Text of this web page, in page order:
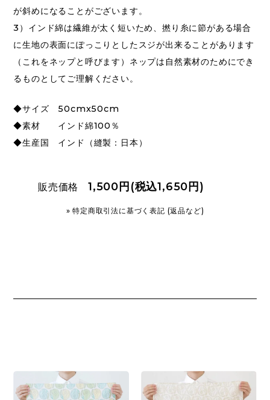
が斜めになることがございます。
3）インド綿は繊維が太く短いため、撚り糸に節がある場合
に生地の表面にぽっこりとしたスジが出来ることがあります
（これをネップと呼びます）ネップは自然素材のためにでき
るものとしてご理解ください。
◆サイズ 50cmx50cm
◆素材 インド綿100％
◆生産国 インド（縫製：日本）
販売価格 1,500円(税込1,650円)
» 特定商取引法に基づく表記 (返品など)